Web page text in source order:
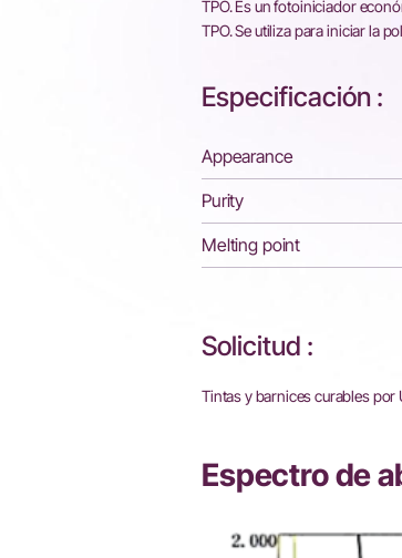
TPO. Es un fotoiniciador
TPO. Se utiliza para iniciar la
Especificación :
Appearance
Purity
Melting point
Solicitud :
Tintas y barnices curables por
Espectro de